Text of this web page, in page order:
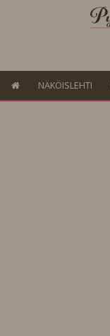
NÄKÖISLEHTI